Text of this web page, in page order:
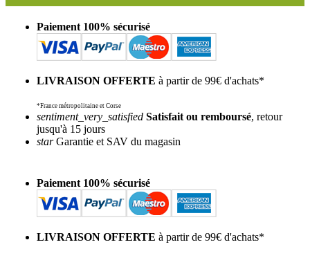
Paiement 100% sécurisé
LIVRAISON OFFERTE à partir de 99€ d'achats*
*France métropolitaine et Corse
sentiment_very_satisfied Satisfait ou remboursé, retour
jusqu'à 15 jours
starGarantie et SAV du magasin
Paiement 100% sécurisé
LIVRAISON OFFERTE à partir de 99€ d'achats*